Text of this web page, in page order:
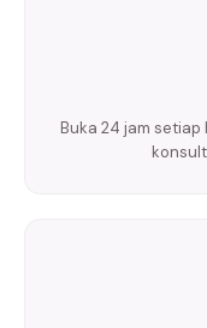
Buka 24 jam